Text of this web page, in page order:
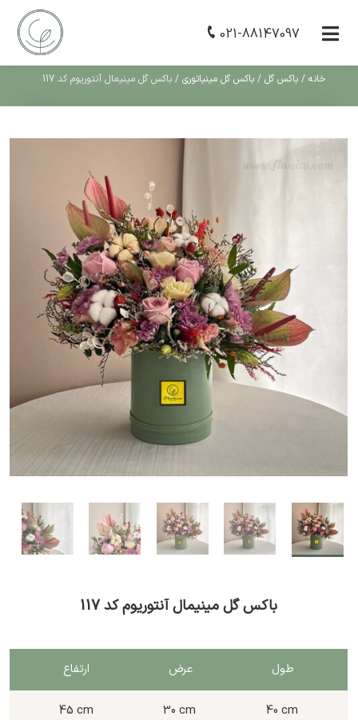
021-88147097
خانه / باکس گل / باکس گل مینیاتوری / باکس گل مینیمال آنتوریوم کد 117
باکس گل مینیمال آنتوریوم کد 117
طول عرض ارتفاع
45 cm 30 cm 40 cm